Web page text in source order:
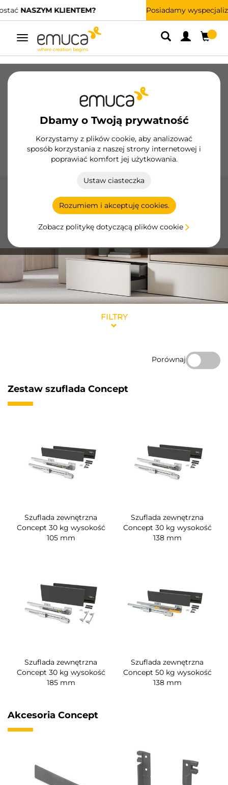
Posiadamy wyspecjalizowanych dystrybutorów.ZNAJDŹ NAJBLIŻSZEGO
Przełącz
nawigację
Dbamy o Twoją prywatność
Korzystamy z plików cookie, aby analizować
sposób korzystania z naszej strony internetowej i
poprawiać komfort jej użytkowania.
Ustaw ciasteczka
Rozumiem i akceptuję cookies.
Zobacz politykę dotyczącą plików cookie
Zawiasy
Systemy przesuwne Kuchnia
Ekspozytory
Szuflada Concept
Szuflada Concept firmy Emuca oferuje nowoczesny design
i funkcjonalność z wykończeniami w kolorach białym i
antracytowym oraz wysokościami 105, 138 i 185 mm.
FILTRY
Porównaj
Zestaw szuflada Concept
Szuflada zewnętrzna
Concept 30 kg wysokość
105 mm
Szuflada zewnętrzna
Concept 30 kg wysokość
138 mm
Szuflada zewnętrzna
Concept 30 kg wysokość
185 mm
Szuflada zewnętrzna
Concept 50 kg wysokość
138 mm
Akcesoria Concept